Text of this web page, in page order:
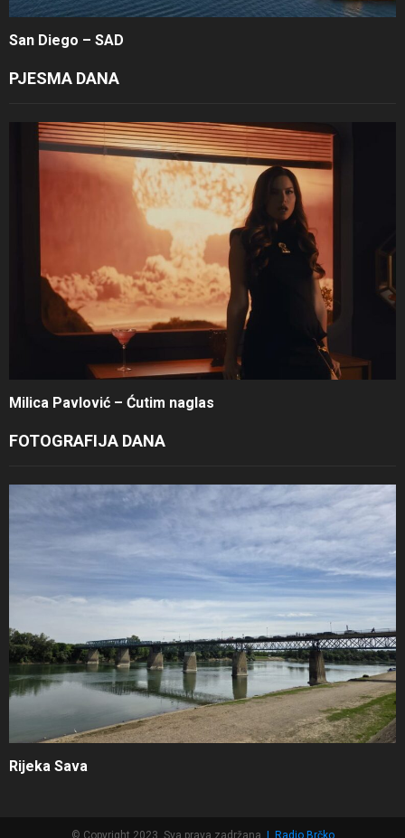
San Diego – SAD
PJESMA DANA
Milica Pavlović – Ćutim naglas
FOTOGRAFIJA DANA
Rijeka Sava
© Copyright 2023, Sva prava zadržana | Radio Brčko